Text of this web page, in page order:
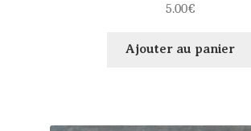
5.00€
Ajouter au panier